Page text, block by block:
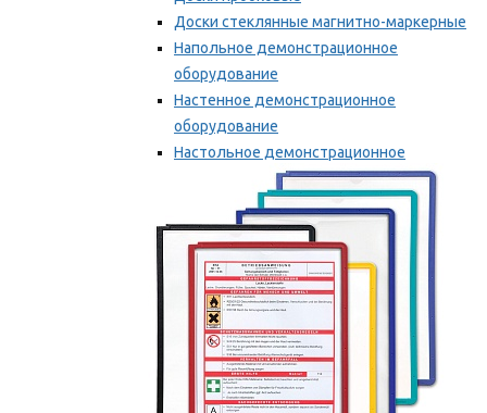
Доски стеклянные магнитно-маркерные
Напольное демонстрационное
оборудование
Настенное демонстрационное
оборудование
Настольное демонстрационное
оборудование
Мы рекомендуем